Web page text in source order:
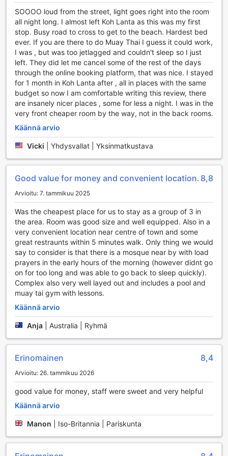
Lisäksi Lanta Complexin jaettu oleskelu- ja TV-alue tarjoaa
erinomaisen paikan sosiaaliseen kanssakäymiseen muiden
vieraiden kanssa. Tämä tilava ja mukava alue on täydellinen
paikka nauttia elokuvista tai vain rentoutua ystävien
seurassa. Voit viettää iltoja katsellen suosikkisarjojasi tai
keskustellen matkakokemuksista, mikä tekee siitä loistavan
tilan luoda uusia ystävyyssuhteita ja jakaa unohtumattomia
hetkiä. Lanta Complexin viihdepalvelut takaavat, että
jokainen vieras löytää jotain mieluista lomansa aikana.
Urheilumahdollisuudet Lanta Complexissa
Lanta Complex tarjoaa vierailleen upeita
urheilumahdollisuuksia, jotka tekevät lomasta
unohtumattoman. Paikan päällä sijaitseva golfkenttä kutsuu
niin aloittelijat kuin kokeneet pelaajat nauttimaan kauniista
maisemista ja haasteellisista väylistä. Golf-kierroksen
jälkeen voit rentoutua modernissa kuntosalissa, jossa on
pitämään kuntoa lomasi aikana.
Vesiurheilun ystäville Lanta Complex tarjoaa myös
erinomaisia mahdollisuuksia kalastukseen, sukellukseen ja
snorklaukseen. Tutustu merenalaiseen maailmaan
värikkäiden korallien ja trooppisten kalojen parissa tai nauti
rauhallisista kalastushetkistä kauniissa ympäristössä.
Lisäksi minigolf-kenttä tarjoaa hauskaa tekemistä koko
perheelle, jossa voit testata taitojasi ja nauttia ystävien tai
perheen seurasta. Lanta Complex on täydellinen kohde
aktiivisille lomailijoille, jotka etsivät seikkailua ja liikuntaa
kauniissa Thaimaassa.
Lanta Complexin Käytännölliset Palvelut
Lanta Complex tarjoaa asiakkailleen monipuolisia
mahdollisimman mukavan. Hotellissa on saatavilla
pesulapalvelut sekä kuivauspalvelu, joten voit nauttia
lomastasi ilman huolta vaatteiden puhtaudesta.
Huonepalvelu takaa, että voit nauttia herkullisista aterioista
omassa rauhassasi, kun taas concierge-palvelu auttaa
Ilmainen Wi-Fi on saatavilla kaikissa huoneissa sekä
perheeseen tai suunnitella seuraavia seikkailujasi. Hotellissa
on myös erikseen merkitty tupakointialue, joka takaa
SOOOO loud from the street, light goes right into the room
all night long. I almost left Koh Lanta as this was my first
stop. Busy road to cross to get to the beach. Hardest bed
ever. If you are there to do Muay Thai I guess it could work,
I was , but was too jetlagged and couldn't sleep so I just
left. They did let me cancel some of the rest of the days
through the online booking platform, that was nice. I stayed
for 1 month in Koh Lanta after , all in places with the same
budget so now I am comfortable writing this review, there
are insanely nicer places , some for less a night. I was in the
very front cheaper room by the way, not in the back rooms.
Käännä arvio
Vicki Yhdysvallat | Yksinmatkustava
Good value for money and convenient location. 8,8
Arvioitu: 7. tammikuu 2025
Was the cheapest place for us to stay as a group of 3 in
the area. Room was good size and well equipped. Also in a
very convenient location near centre of town and some
great restraunts within 5 minutes walk. Only thing we would
say to consider is that there is a mosque near by with load
prayers in the early hours of the morning (however didnt go
on for too long and was able to go back to sleep quickly).
Complex also very well layed out and includes a pool and
muay tai gym with lessons.
Käännä arvio
Anja Australia | Ryhmä
Erinomainen 8,4
Arvioitu: 26. tammikuu 2026
good value for money, staff were sweet and very helpful
Käännä arvio
Manon Iso-Britannia | Pariskunta